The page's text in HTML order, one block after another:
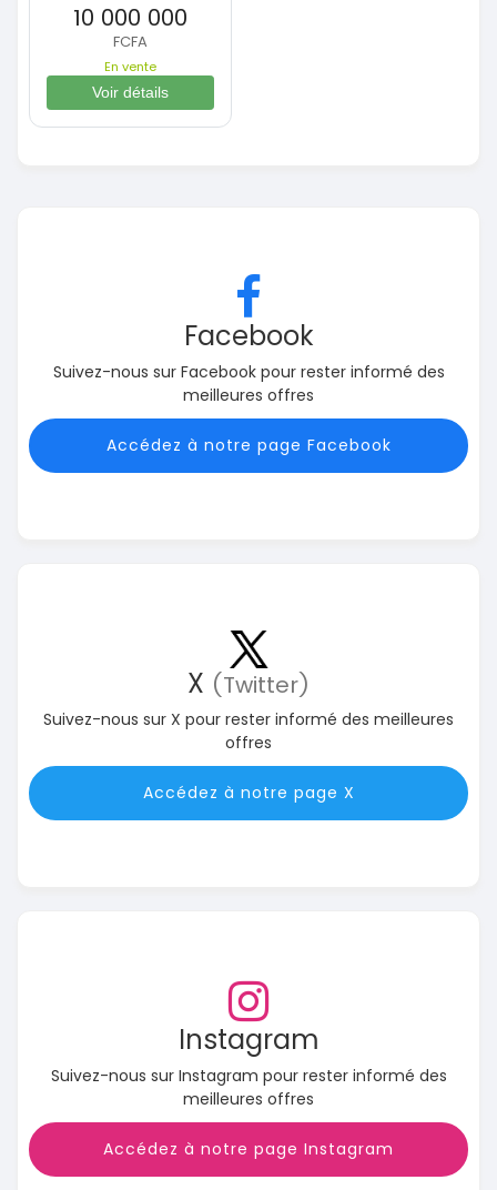
10 000 000
FCFA
En vente
Voir détails
Facebook
Suivez-nous sur Facebook pour rester informé des
meilleures offres
Accédez à notre page Facebook
X (Twitter)
Suivez-nous sur X pour rester informé des meilleures
offres
Accédez à notre page X
Instagram
Suivez-nous sur Instagram pour rester informé des
meilleures offres
Accédez à notre page Instagram